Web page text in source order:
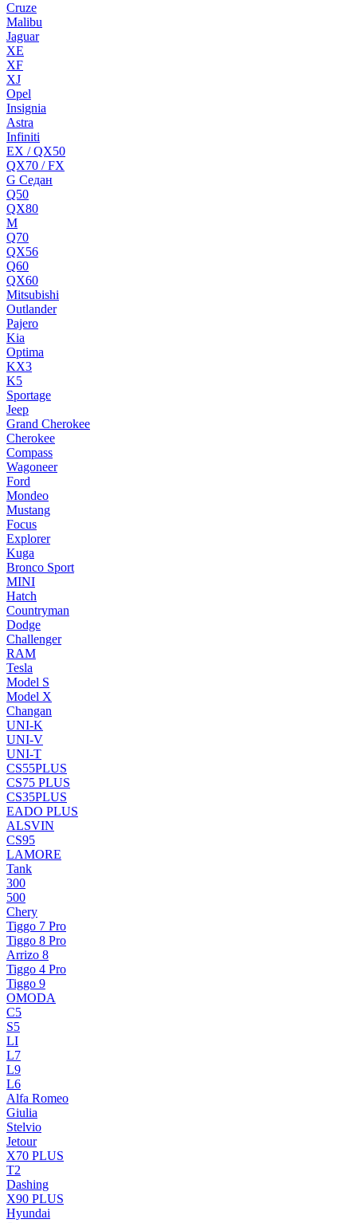
Cruze
Malibu
Jaguar
XE
XF
XJ
Opel
Insignia
Astra
Infiniti
EX / QX50
QX70 / FX
G Cедан
Q50
QX80
M
Q70
QX56
Q60
QX60
Mitsubishi
Outlander
Pajero
Kia
Optima
KX3
K5
Sportage
Jeep
Grand Cherokee
Cherokee
Compass
Wagoneer
Ford
Mondeo
Mustang
Focus
Explorer
Kuga
Bronco Sport
MINI
Hatch
Countryman
Dodge
Challenger
RAM
Tesla
Model S
Model X
Changan
UNI-K
UNI-V
UNI-T
CS55PLUS
CS75 PLUS
CS35PLUS
EADO PLUS
ALSVIN
CS95
LAMORE
Tank
300
500
Chery
Tiggo 7 Pro
Tiggo 8 Pro
Arrizo 8
Tiggo 4 Pro
Tiggo 9
OMODA
C5
S5
LI
L7
L9
L6
Alfa Romeo
Giulia
Stelvio
Jetour
X70 PLUS
T2
Dashing
X90 PLUS
Hyundai